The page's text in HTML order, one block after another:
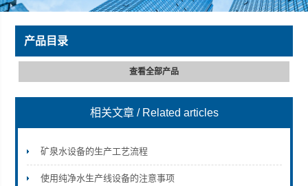
产品目录
查看全部产品
相关文章 / Related articles
矿泉水设备的生产工艺流程
使用纯净水生产线设备的注意事项